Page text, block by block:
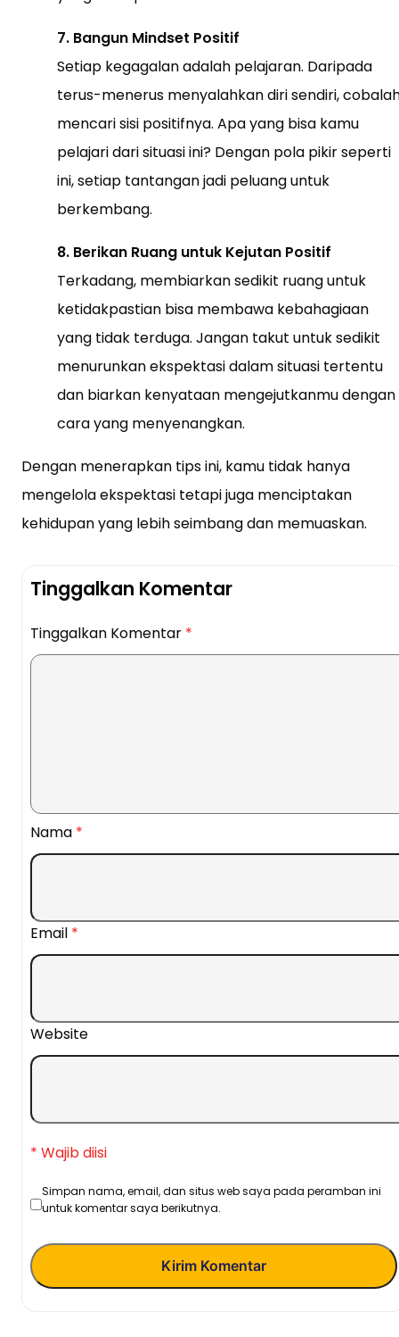
7. Bangun Mindset Positif
Setiap kegagalan adalah pelajaran. Daripada
terus-menerus menyalahkan diri sendiri,
mencari sisi positifnya. Apa yang bisa kamu
pelajari dari situasi ini? Dengan pola pikir seperti
ini, setiap tantangan jadi peluang untuk
berkembang.
8. Berikan Ruang untuk Kejutan Positif
Terkadang, membiarkan sedikit ruang untuk
ketidakpastian bisa membawa kebahagiaan
yang tidak terduga. Jangan takut untuk sedikit
menurunkan ekspektasi dalam situasi tertentu
dan biarkan kenyataan mengejutkanmu dengan
cara yang menyenangkan.
Dengan menerapkan tips ini, kamu tidak hanya
mengelola ekspektasi tetapi juga menciptakan
kehidupan yang lebih seimbang dan memuaskan.
Tinggalkan Komentar
Tinggalkan Komentar *
Nama *
Email *
Website
* Wajib diisi
Simpan nama, email, dan situs web saya pada peramban ini
untuk komentar saya berikutnya.
Kirim Komentar